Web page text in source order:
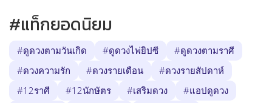
#แท็กยอดนิยม
#ดูดวงตามวันเกิด #ดูดวงไพ่ยิปซี
#ดูดวงตามราศี
#ดวงความรัก
#ดวงรายเดือน
#ดวงรายสัปดาห์
#12ราศี
#12นักษัตร #เสริมดวง #แอปดูดวง